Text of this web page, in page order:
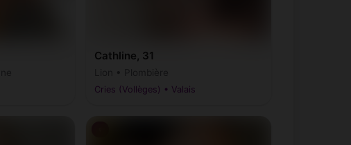
Cathline, 31
Cries (Vollèges) • Valais